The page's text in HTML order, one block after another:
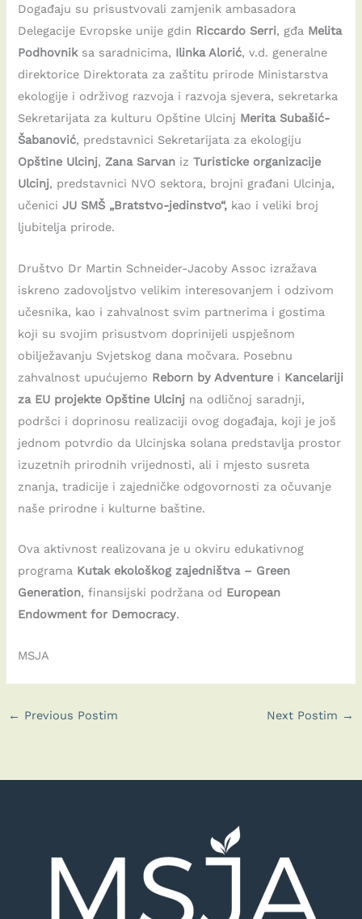
Događaju su prisustvovali zamjenik ambasadora
Delegacije Evropske unije gdin Riccardo Serri, gđa Melita
Podhovniksa saradnicima, Ilinka Alorić, v.d. generalne
direktorice Direktorata za zaštitu prirode Ministarstva
ekologije i održivog razvoja i razvoja sjevera, sekretarka
Sekretarijata za kulturu Opštine Ulcinj Merita Subašić-
Šabanović, predstavnici Sekretarijata za ekologiju
Opštine Ulcinj,Zana Sarvan izTuristicke organizacije
Ulcinj, predstavnici NVO sektora, brojni građani Ulcinja,
učeniciJU SMŠ „Bratstvo-jedinstvo“, kao i veliki broj
ljubitelja prirode.
Društvo Dr Martin Schneider-Jacoby Assoc izražava
iskreno zadovoljstvo velikim interesovanjem i odzivom
učesnika, kao i zahvalnost svim partnerima i gostima
koji su svojim prisustvom doprinijeli uspješnom
obilježavanju Svjetskog dana močvara. Posebnu
zahvalnost upućujemo Reborn by Adventure i Kancelariji
za EU projekte Opštine Ulcinj na odličnoj saradnji,
podršci i doprinosu realizaciji ovog događaja, koji je još
jednom potvrdio da Ulcinjska solana predstavlja prostor
izuzetnih prirodnih vrijednosti, ali i mjesto susreta
znanja, tradicije i zajedničke odgovornosti za očuvanje
naše prirodne i kulturne baštine.
Ova aktivnost realizovana je u okviru edukativnog
programa Kutak ekološkog zajedništva – Green
Generation, finansijski podržana od European
Endowment for Democracy.
MSJA
← Previous Postim Next Postim →